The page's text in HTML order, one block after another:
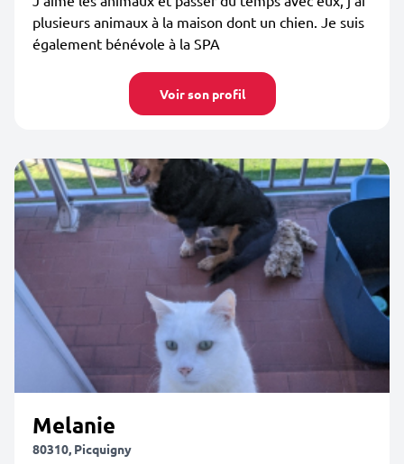
plusieurs animaux à la maison dont un chien. Je suis
également bénévole à la SPA
Voir son profil
Melanie
80310, Picquigny